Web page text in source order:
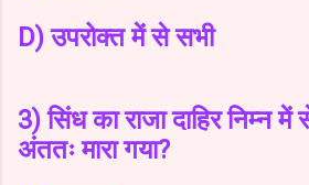
D) उपरोक्त में से सभी
3) सिंध का राजा दाहिर निम्न
अंततः मारा गया?